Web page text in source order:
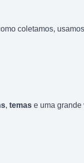
coletamos,
, temas e uma